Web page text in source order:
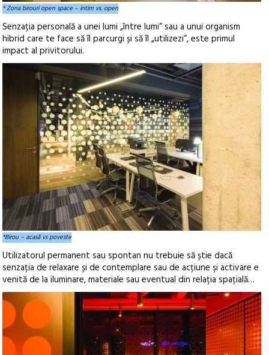
* Zona birouri open space – intim vs. open
Senzația personală a unei lumi „între lumi“ sau a unui organism
hibrid care te face să îl parcurgi și să îl „utilizezi“, este primul
impact al privitorului.
*Birou – acasă vs poveste
Utilizatorul permanent sau spontan nu trebuie să știe dacă
senzația de relaxare și de contemplare sau de acțiune şi activare e
venită de la iluminare, materiale sau eventual din relația spațială…